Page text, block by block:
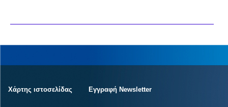
Χάρτης ιστοσελίδας Εγγραφή Newsletter